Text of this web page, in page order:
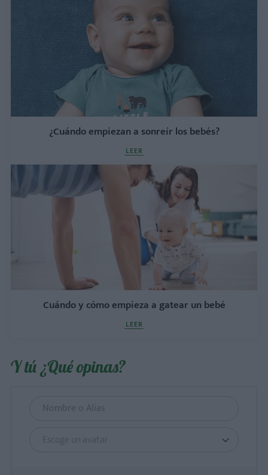
¿Cuándo empiezan a sonreír los bebés?
LEER
Cuándo y cómo empieza a gatear un bebé
LEER
Y tú ¿Qué opinas?
Escoge un avatar